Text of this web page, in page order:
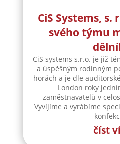
CiS Systems,
svého týmu
CiS systems s.r.o. je již
a úspěšným rodinným
horách a je dle
London roky
zaměstnavatelů v
Vyvíjíme a vyrábíme
číst